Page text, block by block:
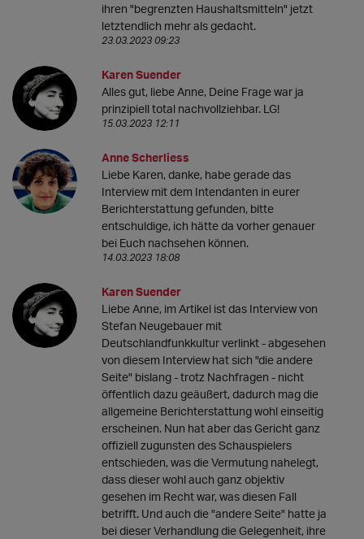
ihren "begrenzten Haushaltsmitteln" jetzt
letztendlich mehr als gedacht.
23.03.2023 09:23
Karen Suender
Alles gut, liebe Anne, Deine Frage war ja
prinzipiell total nachvollziehbar. LG!
15.03.2023 12:11
Anne Scherliess
Liebe Karen, danke, habe gerade das
Interview mit dem Intendanten in eurer
Berichterstattung gefunden, bitte
entschuldige, ich hätte da vorher genauer
bei Euch nachsehen können.
14.03.2023 18:08
Karen Suender
Liebe Anne, im Artikel ist das Interview von
Stefan Neugebauer mit
Deutschlandfunkkultur verlinkt - abgesehen
von diesem Interview hat sich "die andere
Seite" bislang - trotz Nachfragen - nicht
öffentlich dazu geäußert, dadurch mag die
allgemeine Berichterstattung wohl einseitig
erscheinen. Nun hat aber das Gericht ganz
offiziell zugunsten des Schauspielers
entschieden, was die Vermutung nahelegt,
dass dieser wohl auch ganz objektiv
gesehen im Recht war, was diesen Fall
betrifft. Und auch die "andere Seite" hatte ja
bei dieser Verhandlung die Gelegenheit, ihre